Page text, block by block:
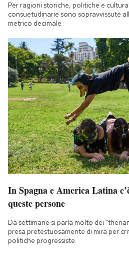
Esci
Per ragioni storiche, politiche e
consuetudinarie sono sopravvissute
metrico decimale
In Spagna e America Latina
queste persone
Da settimane si parla molto dei
presa pretestuosamente di mira per
politiche progressiste